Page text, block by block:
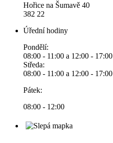
Hořice na Šumavě 40
382 22
Úřední hodiny
Pondělí:
08:00 - 11:00 a 12:00 - 17:00
Středa:
08:00 - 11:00 a 12:00 - 17:00
Pátek:
08:00 - 12:00